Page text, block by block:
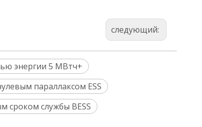
следующий:
энергии 5 МВтч+
параллаксом ESS
сроком службы BESS